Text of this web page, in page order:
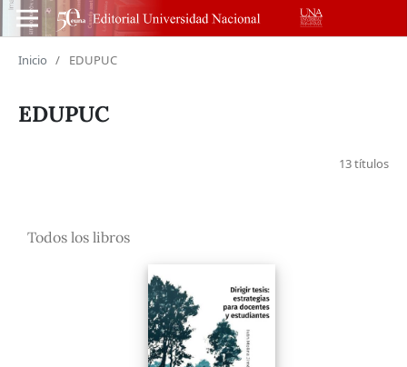
Inicio / EDUPUC
EDUPUC
13 títulos
Todos los libros